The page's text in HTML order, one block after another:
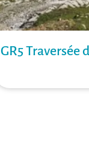
GR5 Traversée